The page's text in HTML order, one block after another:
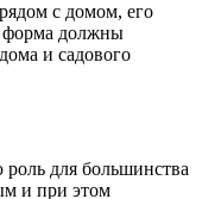
с домом, его
форма должны
и садового
для большинства
и при этом